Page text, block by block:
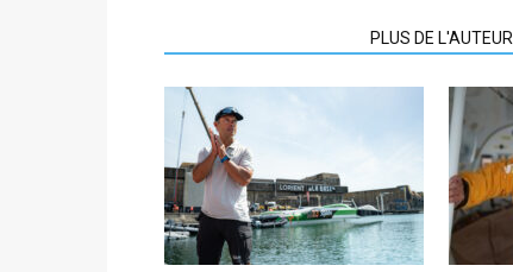
PLUS DE L'AUTEUR